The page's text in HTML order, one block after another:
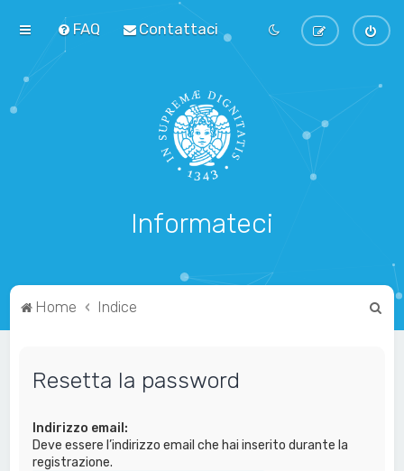
FAQ Contattaci
Informateci
Home Indice
Resetta la password
Indirizzo email:
Deve essere l’indirizzo email che hai inserito durante la
registrazione.